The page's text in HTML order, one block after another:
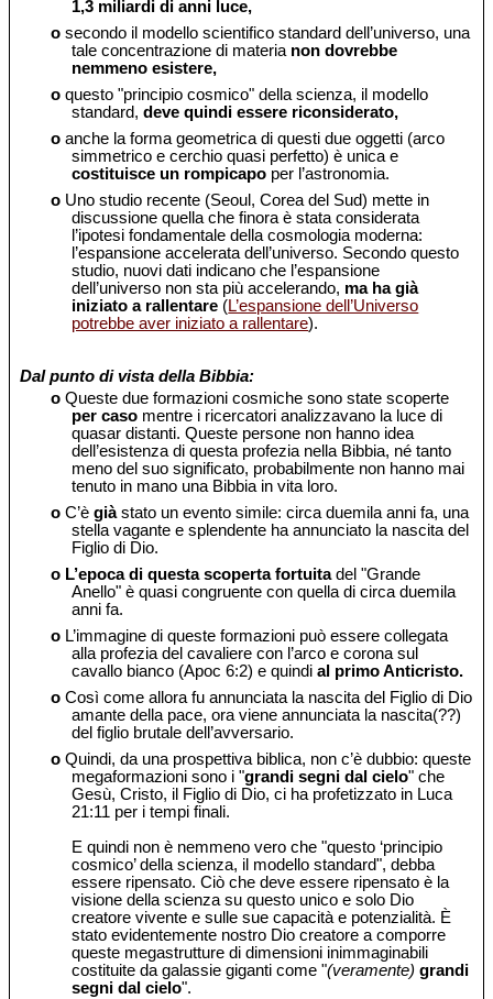
1,3 miliardi di anni luce,
o secondo il modello scientifico standard dell’universo, una
tale concentrazione di materia non dovrebbe
nemmeno esistere,
o questo "principio cosmico" della scienza, il modello
standard,deve quindi essere riconsiderato,
o anche la forma geometrica di questi due oggetti (arco
simmetrico e cerchio quasi perfetto) è unica e
costituisce un rompicapo per l’astronomia.
o Uno studio recente (Seoul, Corea del Sud) mette in
discussione quella che finora è stata considerata
l’ipotesi fondamentale della cosmologia moderna:
l’espansione accelerata dell’universo. Secondo questo
studio, nuovi dati indicano che l’espansione
dell’universo non sta più accelerando, ma ha già
iniziato a rallentare (L’espansione dell’Universo
potrebbe aver iniziato a rallentare).
Dal punto di vista della Bibbia:
o Queste due formazioni cosmiche sono state scoperte
per caso mentre i ricercatori analizzavano la luce di
quasar distanti. Queste persone non hanno idea
dell’esistenza di questa profezia nella Bibbia, né tanto
meno del suo significato, probabilmente non hanno mai
tenuto in mano una Bibbia in vita loro.
o C’ègiàstato un evento simile: circa duemila anni fa, una
stella vagante e splendente ha annunciato la nascita del
Figlio di Dio.
o L’epoca di questa scoperta fortuitadel "Grande
Anello" è quasi congruente con quella di circa duemila
anni fa.
o L’immagine di queste formazioni può essere collegata
alla profezia del cavaliere con l’arco e corona sul
cavallo bianco (Apoc 6:2) e quindial primo Anticristo.
o Così come allora fu annunciata la nascita del Figlio di Dio
amante della pace, ora viene annunciata la nascita(??)
del figlio brutale dell’avversario.
o Quindi, da una prospettiva biblica, non c’è dubbio: queste
megaformazioni sono i "grandi segni dal cielo" che
Gesù, Cristo, il Figlio di Dio, ci ha profetizzato in Luca
21:11 per i tempi finali.
E quindi non è nemmeno vero che "questo ‘principio
cosmico’ della scienza, il modello standard", debba
essere ripensato. Ciò che deve essere ripensato è la
visione della scienza su questo unico e solo Dio
creatore vivente e sulle sue capacità e potenzialità. È
stato evidentemente nostro Dio creatore a comporre
queste megastrutture di dimensioni inimmaginabili
costituite da galassie giganti come "(veramente)grandi
segni dal cielo".